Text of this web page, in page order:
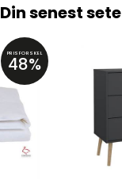
Din senest sete
PRISFORSKEL
48%